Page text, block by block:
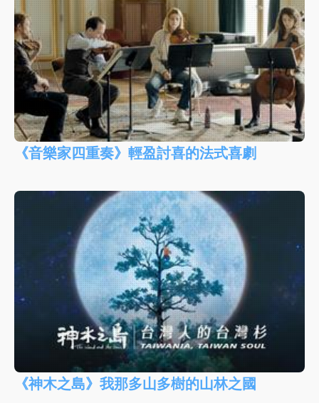
《音樂家四重奏》輕盈討喜的法式喜劇
《神木之島》我那多山多樹的山林之國